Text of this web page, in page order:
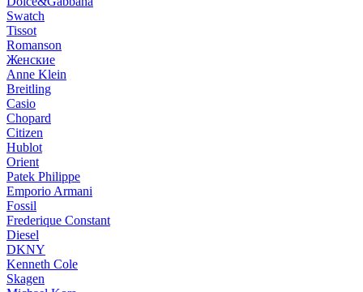
Swatch
Tissot
Romanson
Женские
Anne Klein
Breitling
Casio
Chopard
Citizen
Hublot
Orient
Patek Philippe
Emporio Armani
Fossil
Frederique Constant
Diesel
DKNY
Kenneth Cole
Skagen